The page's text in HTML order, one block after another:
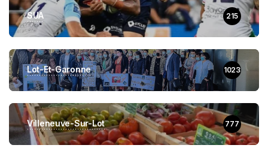
SUA 215
Lot-Et-Garonne 1023
Villeneuve-Sur-Lot 777